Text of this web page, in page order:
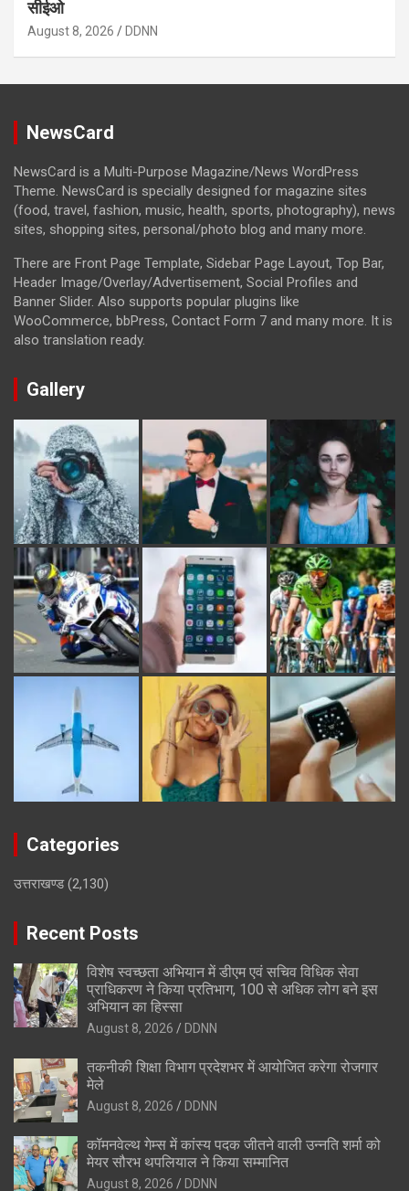
सीईओ
August 8, 2026 DDNN
NewsCard
NewsCard is a Multi-Purpose Magazine/News WordPress
Theme. NewsCard is specially designed for magazine sites
(food, travel, fashion, music, health, sports, photography), news
sites, shopping sites, personal/photo blog and many more.
There are Front Page Template, Sidebar Page Layout, Top Bar,
Header Image/Overlay/Advertisement, Social Profiles and
Banner Slider. Also supports popular plugins like
WooCommerce, bbPress, Contact Form 7 and many more. It is
also translation ready.
Gallery
Categories
उत्तराखण्ड(2,130)
Recent Posts
विशेष स्वच्छता अभियान में डीएम एवं सचिव विधिक सेवा
प्राधिकरण ने किया प्रतिभाग, 100 से अधिक लोग बने इस
अभियान का हिस्सा
August 8, 2026 DDNN
तकनीकी शिक्षा विभाग प्रदेशभर में आयोजित करेगा रोजगार
मेले
August 8, 2026 DDNN
कॉमनवेल्थ गेम्स में कांस्य पदक जीतने वाली उन्नति शर्मा को
मेयर सौरभ थपलियाल ने किया सम्मानित
August 8, 2026 DDNN